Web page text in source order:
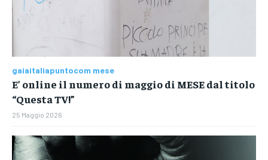
gaiaitaliapuntocom mese
E’ online il numero di maggio di MESE dal titolo
“Questa TV!”
25 Maggio 2026